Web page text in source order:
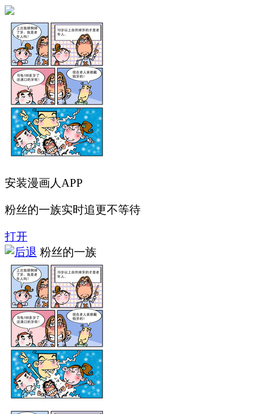
安装漫画人APP
粉丝的一族实时追更不等待
打开
粉丝的一族